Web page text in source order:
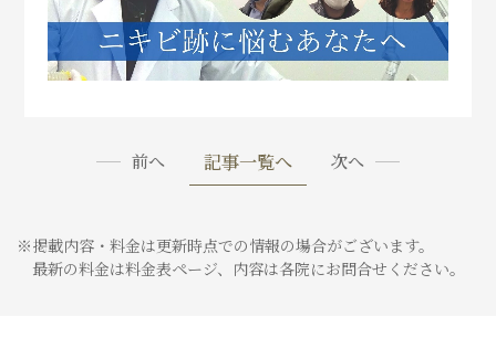
前へ 記事一覧へ 次へ
※掲載内容・料金は更新時点での情報の場合がございます。
最新の料金は料金表ページ、内容は各院にお問合せください。